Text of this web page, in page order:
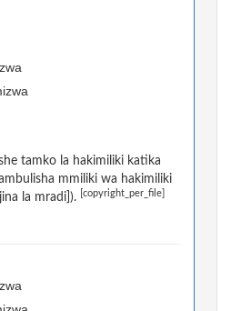
tamko la hakimiliki katika
mmiliki wa hakimiliki
la mradi]).
[copyright_per_file]